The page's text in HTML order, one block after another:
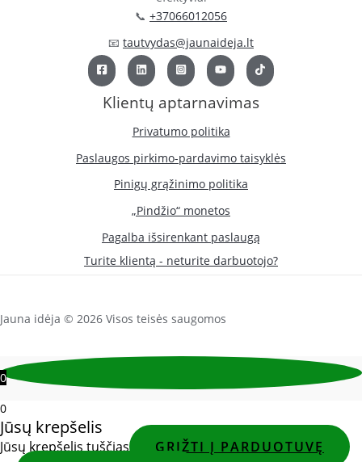
📞 +37066012056
📧 tautvydas@jaunaideja.lt
Klientų aptarnavimas
Privatumo politika
Paslaugos pirkimo-pardavimo taisyklės
Pinigų grąžinimo politika
„Pindžio“ monetos
Pagalba išsirenkant paslaugą
Turite klientą - neturite darbuotojo?
Jauna idėja © 2026 Visos teisės saugomos
0
0
Jūsų krepšelis
Jūsų krepšelis tuščias GRĮŽTI Į PARDUOTUVĘ